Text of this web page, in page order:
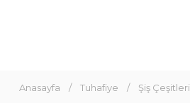
Anasayfa Tuhafiye Şiş Çeşitleri